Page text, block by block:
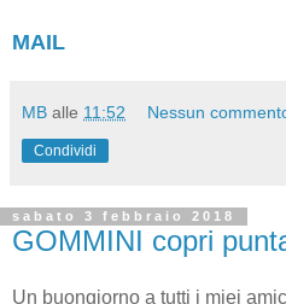
MAIL
MB alle 11:52 Nessun
Condividi
sabato 3 febbraio 2018
GOMMINI copri
Un buongiorno a tutti i miei